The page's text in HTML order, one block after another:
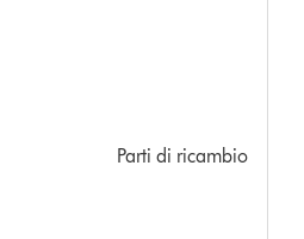
Parti di ricambio